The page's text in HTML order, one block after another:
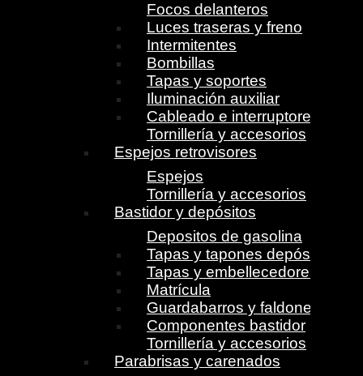
Focos delanteros
Luces traseras y freno
Intermitentes
Bombillas
Tapas y soportes
Iluminación auxiliar
Cableado e interruptores
Tornillería y accesorios
Espejos retrovisores
Espejos
Tornillería y accesorios
Bastidor y depósitos
Depositos de gasolina
Tapas y tapones depósito
Tapas y embellecedores
Matrícula
Guardabarros y faldones
Componentes bastidor
Tornillería y accesorios
Parabrisas y carenados